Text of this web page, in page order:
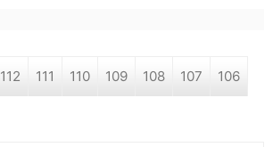
112 111 110 109 108 107 106